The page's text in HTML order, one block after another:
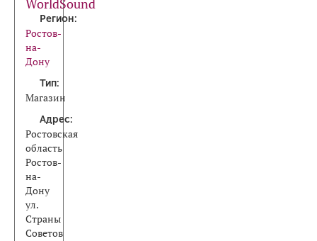
WorldSound
Регион:
Ростов-
на-
Дону
Тип:
Магазин
Адрес:
Ростовская
область
Ростов-
на-
Дону
ул.
Страны
Советов